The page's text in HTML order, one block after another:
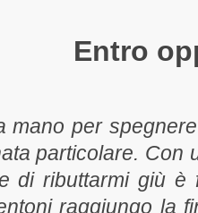
Entro
mano per
particolare. Con
di ributtarmi giù
raggiungo la